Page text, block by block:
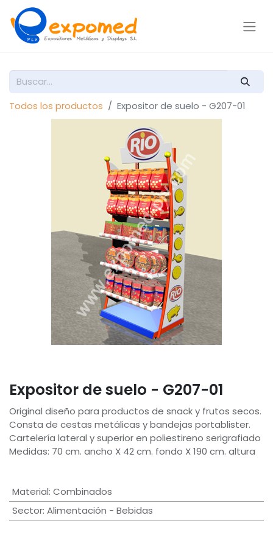
Todos los productos Expositor de suelo - G207-01
Expositor de suelo - G207-01
Original diseño para productos de snack y frutos secos.
Consta de cestas metálicas y bandejas portablister.
Cartelería lateral y superior en poliestireno serigrafiado
Medidas: 70 cm. ancho X 42 cm. fondo X 190 cm. altura
Material: Combinados
Sector: Alimentación - Bebidas